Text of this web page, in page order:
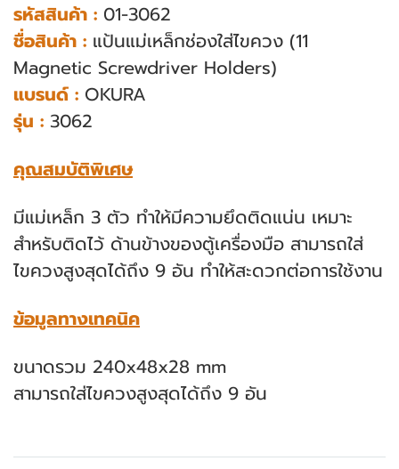
รหัสสินค้า : 01-3062
ชื่อสินค้า : แป้นแม่เหล็กช่องใส่ไขควง (11
Magnetic Screwdriver Holders)
แบรนด์ : OKURA
รุ่น : 3062
คุณสมบัติพิเศษ
มีแม่เหล็ก 3 ตัว ทําให้มีความยึดติดแน่น เหมาะ
สำหรับติดไว้ ด้านข้างของตู้เครื่องมือ สามารถใส่
ไขควงสูงสุดได้ถึง 9 อัน ทําให้สะดวกต่อการใช้งาน
ข้อมูลทางเทคนิค
ขนาดรวม 240x48x28 mm
สามารถใส่ไขควงสูงสุดได้ถึง 9 อัน